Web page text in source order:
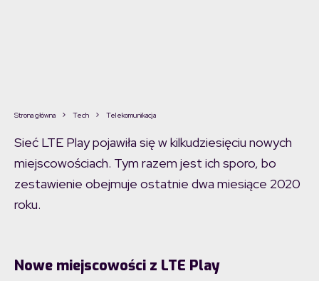
Strona główna Tech Telekomunikacja
Sieć LTE Play pojawiła się w kilkudziesięciu nowych
miejscowościach. Tym razem jest ich sporo, bo
zestawienie obejmuje ostatnie dwa miesiące 2020
roku.
Nowe miejscowości z LTE Play